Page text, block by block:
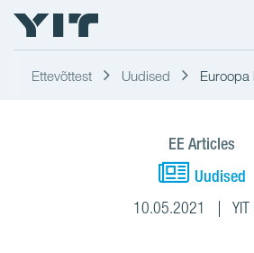
Ettevõttest Uudised Euroopa
EE Articles
Uudised
10.05.2021 YIT